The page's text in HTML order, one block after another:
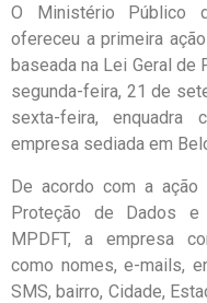
O Ministério Público
ofereceu a primeira
baseada na Lei Geral
segunda-feira, 21 de
sexta-feira,
empresa sediada em
De acordo com a ação
Proteção de Dados e
MPDFT, a empresa
como nomes, e-mails,
SMS, bairro, Cidade,